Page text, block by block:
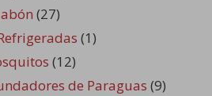
(27)
(1)
(12)
de Paraguas (9)